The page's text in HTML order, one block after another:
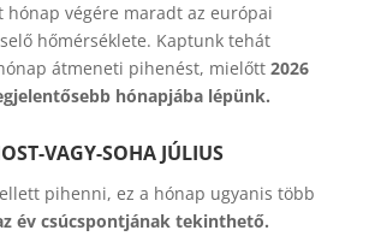
hónap végére maradt az európai
hőmérséklete. Kaptunk tehát
átmeneti pihenést, mielőtt 2026
hónapjába lépünk.
VAGY-SOHA JÚLIUS
pihenni, ez a hónap ugyanis több
év csúcspontjának tekinthető.